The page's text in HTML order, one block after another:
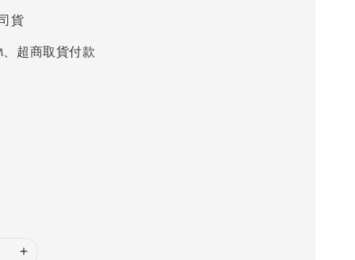
貨
、超商取貨付款